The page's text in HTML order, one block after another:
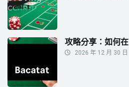
攻略分享：如何
2026 年 12 月 30 日